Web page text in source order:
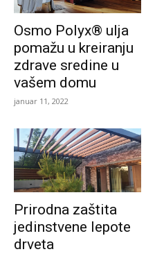
Osmo Polyx® ulja
pomažu u kreiranju
zdrave sredine u
vašem domu
januar 11, 2022
Prirodna zaštita
jedinstvene lepote
drveta